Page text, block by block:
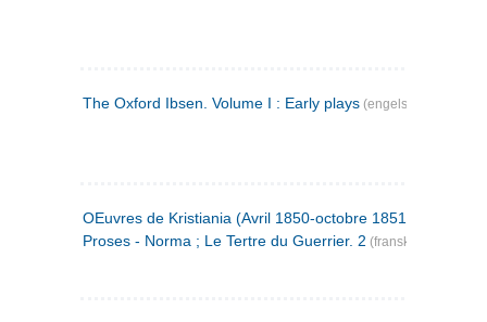
The Oxford Ibsen. Volume I : Early plays (engelsk)
OEuvres de Kristiania (Avril 1850-octobre 1851) : Poèmes
Proses - Norma ; Le Tertre du Guerrier. 2 (fransk)